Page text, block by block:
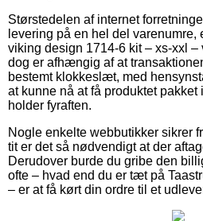
Størstedelen af internet
levering på en hel del varenumre,
viking design 1714-6 kit – xs-xxl
dog er afhængig af at
bestemt klokkeslæt, med
at kunne nå at få produktet
holder fyraften.
Nogle enkelte webbutikker sikrer
tit er det så nødvendigt at der
Derudover burde du gribe den
ofte – hvad end du er tæt på
– er at få kørt din ordre til et